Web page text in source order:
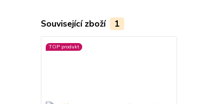
Související zboží 1
TOP produkt